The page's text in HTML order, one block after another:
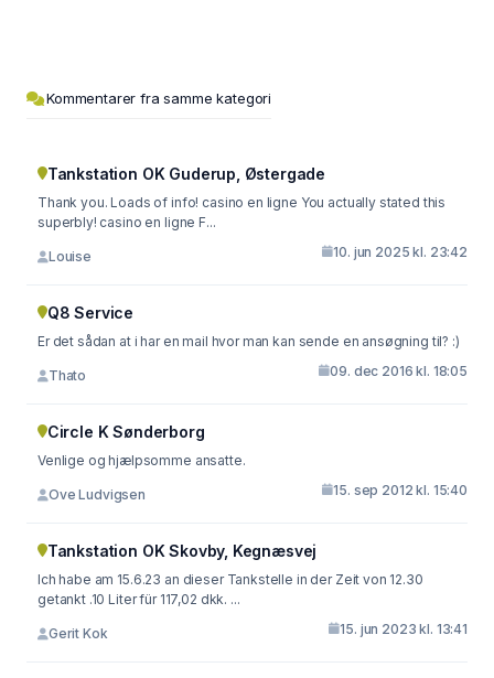
Kommentarer fra samme kategori
Tankstation OK Guderup, Østergade
Thank you. Loads of info! casino en ligne You actually stated this
superbly! casino en ligne F...
Louise 10. jun 2025 kl. 23:42
Q8 Service
Er det sådan at i har en mail hvor man kan sende en ansøgning til? :)
Thato 09. dec 2016 kl. 18:05
Circle K Sønderborg
Venlige og hjælpsomme ansatte.
Ove Ludvigsen 15. sep 2012 kl. 15:40
Tankstation OK Skovby, Kegnæsvej
Ich habe am 15.6.23 an dieser Tankstelle in der Zeit von 12.30
getankt .10 Liter für 117,02 dkk. ...
Gerit Kok 15. jun 2023 kl. 13:41